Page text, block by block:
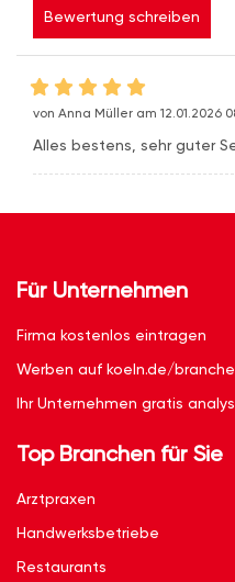
Bewertung schreiben
von Anna Müller am 12.01.2026
Alles bestens, sehr guter
Für Unternehmen
Firma kostenlos eintragen
Werben auf koeln.de/
Ihr Unternehmen gratis
Top Branchen für Sie
Arztpraxen
Handwerksbetriebe
Restaurants